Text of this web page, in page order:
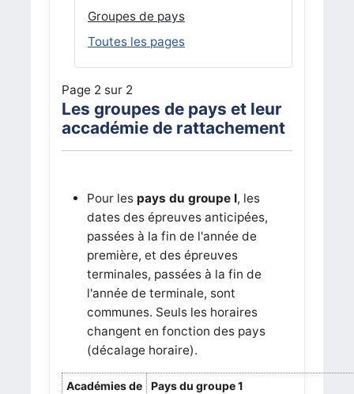
Groupes de pays
Toutes les pages
Page 2 sur 2
Les groupes de pays et leur
accadémie de rattachement
Pour les pays du groupe I, les
dates des épreuves anticipées,
passées à la fin de l'année de
première, et des épreuves
terminales, passées à la fin de
l'année de terminale, sont
communes. Seuls les horaires
changent en fonction des pays
(décalage horaire).
Académies de
Pays du groupe 1